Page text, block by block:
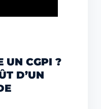
UN CGPI ?
D’UN